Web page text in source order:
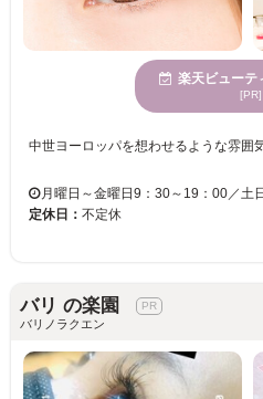
楽天ビューテ
[PR]
月曜日～金曜日9：30～19：00／土
定休日： 不定休
バリ の楽園
バリノラクエン